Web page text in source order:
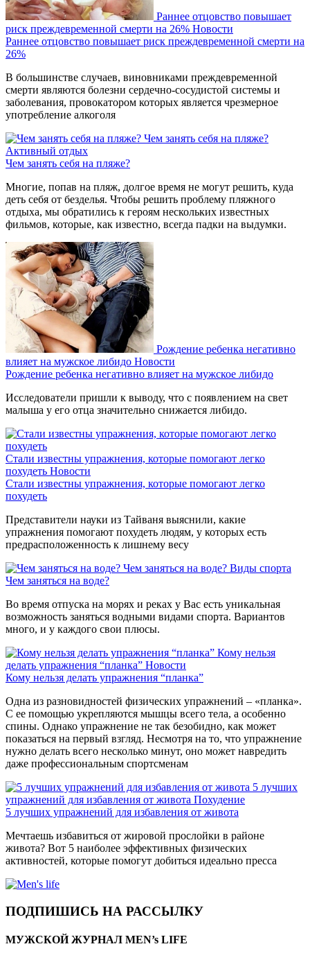
Раннее отцовство повышает
риск преждевременной смерти на 26% Новости
Раннее отцовство повышает риск преждевременной смерти на
26%
В большинстве случаев, виновниками преждевременной
смерти являются болезни сердечно-сосудистой системы и
заболевания, провокатором которых является чрезмерное
употребление алкоголя
Чем занять себя на пляже?
Активный отдых
Чем занять себя на пляже?
Многие, попав на пляж, долгое время не могут решить, куда
деть себя от безделья. Чтобы решить проблему пляжного
отдыха, мы обратились к героям нескольких известных
фильмов, которые, как известно, всегда падки на выдумки.
Рождение ребенка негативно
влияет на мужское либидо Новости
Рождение ребенка негативно влияет на мужское либидо
Исследователи пришли к выводу, что с появлением на свет
малыша у его отца значительно снижается либидо.
Стали известны упражнения, которые помогают легко
похудеть Новости
Стали известны упражнения, которые помогают легко
похудеть
Представители науки из Тайваня выяснили, какие
упражнения помогают похудеть людям, у которых есть
предрасположенность к лишнему весу
Чем заняться на воде? Виды спорта
Чем заняться на воде?
Во время отпуска на морях и реках у Вас есть уникальная
возможность заняться водными видами спорта. Вариантов
много, и у каждого свои плюсы.
Кому нельзя
делать упражнения “планка” Новости
Кому нельзя делать упражнения “планка”
Одна из разновидностей физических упражнений – «планка».
С ее помощью укрепляются мышцы всего тела, а особенно
спины. Однако упражнение не так безобидно, как может
показаться на первый взгляд. Несмотря на то, что упражнение
нужно делать всего несколько минут, оно может навредить
даже профессиональным спортсменам
5 лучших
упражнений для избавления от живота Похудение
5 лучших упражнений для избавления от живота
Мечтаешь избавиться от жировой прослойки в районе
живота? Вот 5 наиболее эффективных физических
активностей, которые помогут добиться идеально пресса
ПОДПИШИСЬ НА РАССЫЛКУ
МУЖСКОЙ ЖУРНАЛ MEN’s LIFE